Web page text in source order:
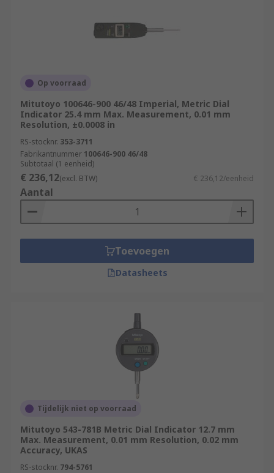
Op voorraad
Mitutoyo 100646-900 46/48 Imperial, Metric Dial
Indicator 25.4 mm Max. Measurement, 0.01 mm
Resolution, ±0.0008 in
RS-stocknr. 353-3711
Fabrikantnummer 100646-900 46/48
Subtotaal (1 eenheid)
€ 236,12(excl. BTW) € 236,12/eenheid
Aantal
Toevoegen
Datasheets
Tijdelijk niet op voorraad
Mitutoyo 543-781B Metric Dial Indicator 12.7 mm
Max. Measurement, 0.01 mm Resolution, 0.02 mm
Accuracy, UKAS
RS-stocknr. 794-5761